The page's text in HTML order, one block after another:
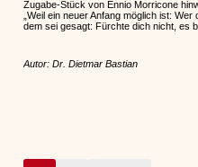
Zugabe-Stück von Ennio Morricone
„Weil ein neuer Anfang möglich ist:
dem sei gesagt: Fürchte dich nicht, es
Autor: Dr. Dietmar Bastian